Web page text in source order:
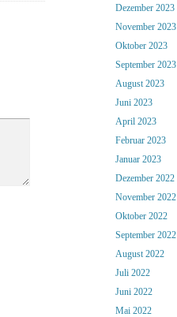
Dezember 2023
November 2023
Oktober 2023
September 2023
August 2023
Juni 2023
April 2023
Februar 2023
Januar 2023
Dezember 2022
November 2022
Oktober 2022
September 2022
August 2022
Juli 2022
Juni 2022
Mai 2022